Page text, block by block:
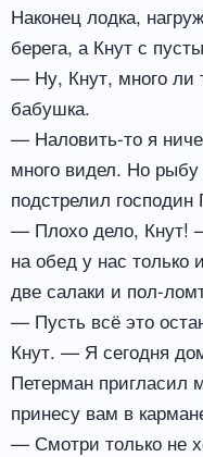
Наконец лодка,
берега, а Кнут с
— Ну, Кнут, много
бабушка.
— Наловить-то я
много видел. Но
подстрелил господин
— Плохо дело, Кнут!
на обед у нас только
две салаки и пол-
— Пусть всё это
Кнут. — Я сегодня
Петерман пригласил
принесу вам в
— Смотри только не